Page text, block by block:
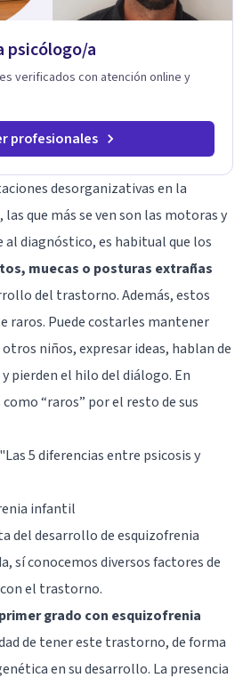
psicólogo/a
verificados con atención online y
profesionales
desorganizativas en la
que más se ven son las motoras y
al diagnóstico, es habitual que los
muecas o posturas extrañas
del trastorno. Además, estos
raros. Puede costarles mantener
niños, expresar ideas, hablan de
pierden el hilo del diálogo. En
“raros” por el resto de sus
Las 5 diferencias entre psicosis y
infantil
del desarrollo de esquizofrenia
sí conocemos diversos factores de
el trastorno.
grado con esquizofrenia
de tener este trastorno, de forma
en su desarrollo. La presencia